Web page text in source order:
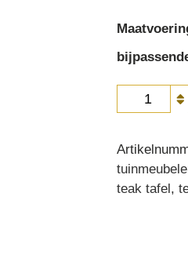
tuintafel
aantal
teak tafel,